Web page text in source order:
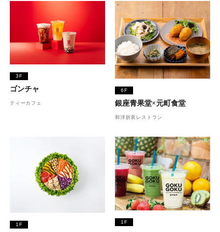
3F
ゴンチャ
ティーカフェ
6F
銀座青果堂×元町食堂
和洋折衷レストラン
1F 1F